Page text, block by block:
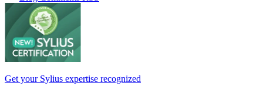
Get your Sylius expertise recognized